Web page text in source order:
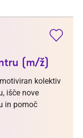
(m/ž)
kolektiv
išče nove
in pomoč